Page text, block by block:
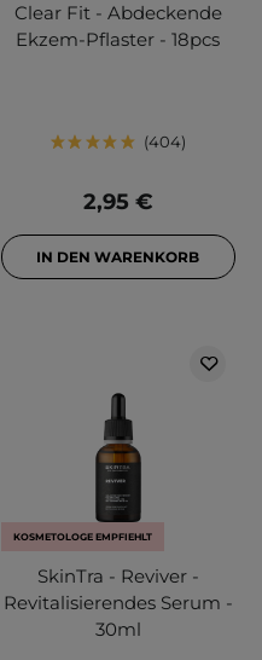
Clear Fit - Abdeckende
Ekzem-Pflaster - 18pcs
404
2,95 €
IN DEN WARENKORB
KOSMETOLOGE EMPFIEHLT
SkinTra - Reviver -
Revitalisierendes Serum -
30ml